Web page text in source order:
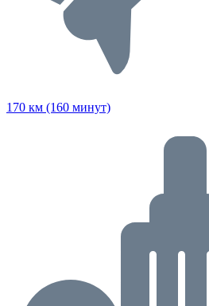
170 км (160 минут)